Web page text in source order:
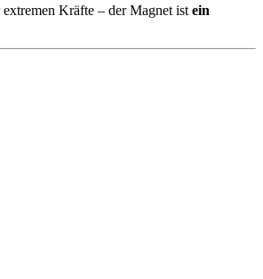
Kräfte – der Magnet ist ein